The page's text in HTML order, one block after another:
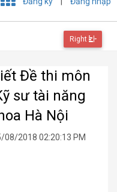
Right
Đề thi môn
sư tài năng
Hà Nội
08/2018 02:20:13 PM